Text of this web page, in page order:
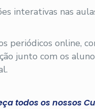
interativas nas
periódicos online,
junto com os
todos os nossos